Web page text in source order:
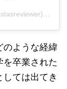
がシェアした投稿 -
のような経緯
卒業された
ては出てき